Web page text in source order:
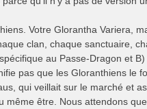
Votre Glorantha Variera,
clan, chaque sanctuaire,
au Passe-Dragon et
pas que les Gloranthiens le
qui veillait sur le marché et
être. Nous attendons